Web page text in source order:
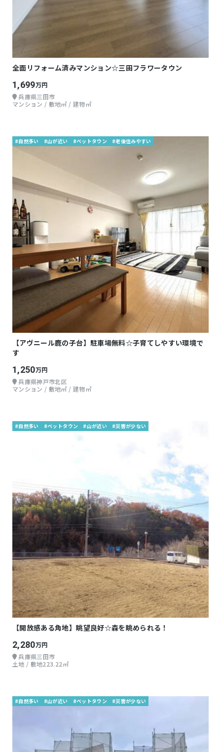
全面リフォーム済みマンション☆三田フラワータウン
1,699万円
兵庫県三田市
マンション / 敷地㎡ / 建物㎡
#自然多い #山が近い #ベットタウン #老後住みやすい
【アヴニール鹿の子台】駐車場無料☆子育てしやすい環境で
す
1,250万円
兵庫県神戸市北区
マンション / 敷地㎡ / 建物㎡
#自然多い #ベットタウン #山が近い #災害が少ない
【開放感ある角地】眺望良好☆森を眺められる！
2,280万円
兵庫県三田市
土地 / 敷地223.22㎡
#自然多い #山が近い #ベットタウン #災害が少ない